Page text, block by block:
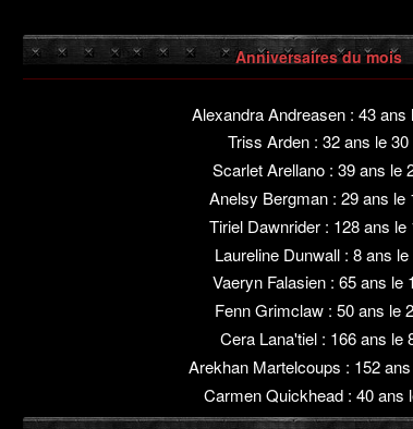
Anniversaires du mois
Alexandra Andreasen : 43 ans
Triss Arden : 32 ans le 30
Scarlet Arellano : 39 ans le
Anelsy Bergman : 29 ans le
Tiriel Dawnrider: 128 ans le
Laureline Dunwall : 8 ans le
Vaeryn Falasien: 65 ans le
Fenn Grimclaw: 50 ans le
Cera Lana'tiel : 166 ans le
Arekhan Martelcoups : 152
Carmen Quickhead: 40 ans